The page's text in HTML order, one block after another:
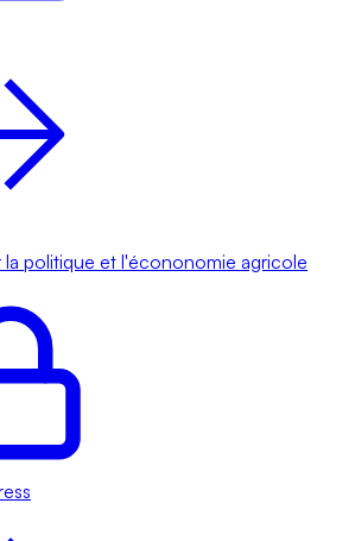
la politique et l'écononomie agricole